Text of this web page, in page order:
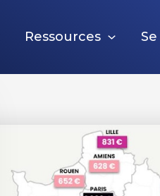
Ressources